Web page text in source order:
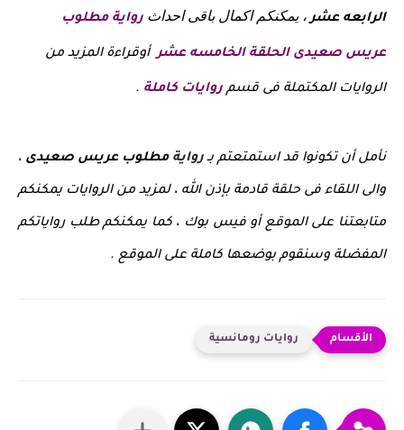
الرابعه عشر ، يمكنكم اكمال باقى احداث رواية مطلوب
عريس صعيدى الحلقة الخامسه عشر أوقراءة المزيد من
الروايات المكتملة فى قسم روايات كاملة .
نأمل أن تكونوا قد استمتعتم بـرواية مطلوب عريس صعيدى ،
والى اللقاء فى حلقة قادمة بإذن الله ، لمزيد من الروايات يمكنكم
متابعتنا على الموقع أو فيس بوك ، كما يمكنكم طلب رواياتكم
المفضلة وسنقوم بوضعها كاملة على الموقع .
روايات رومانسية